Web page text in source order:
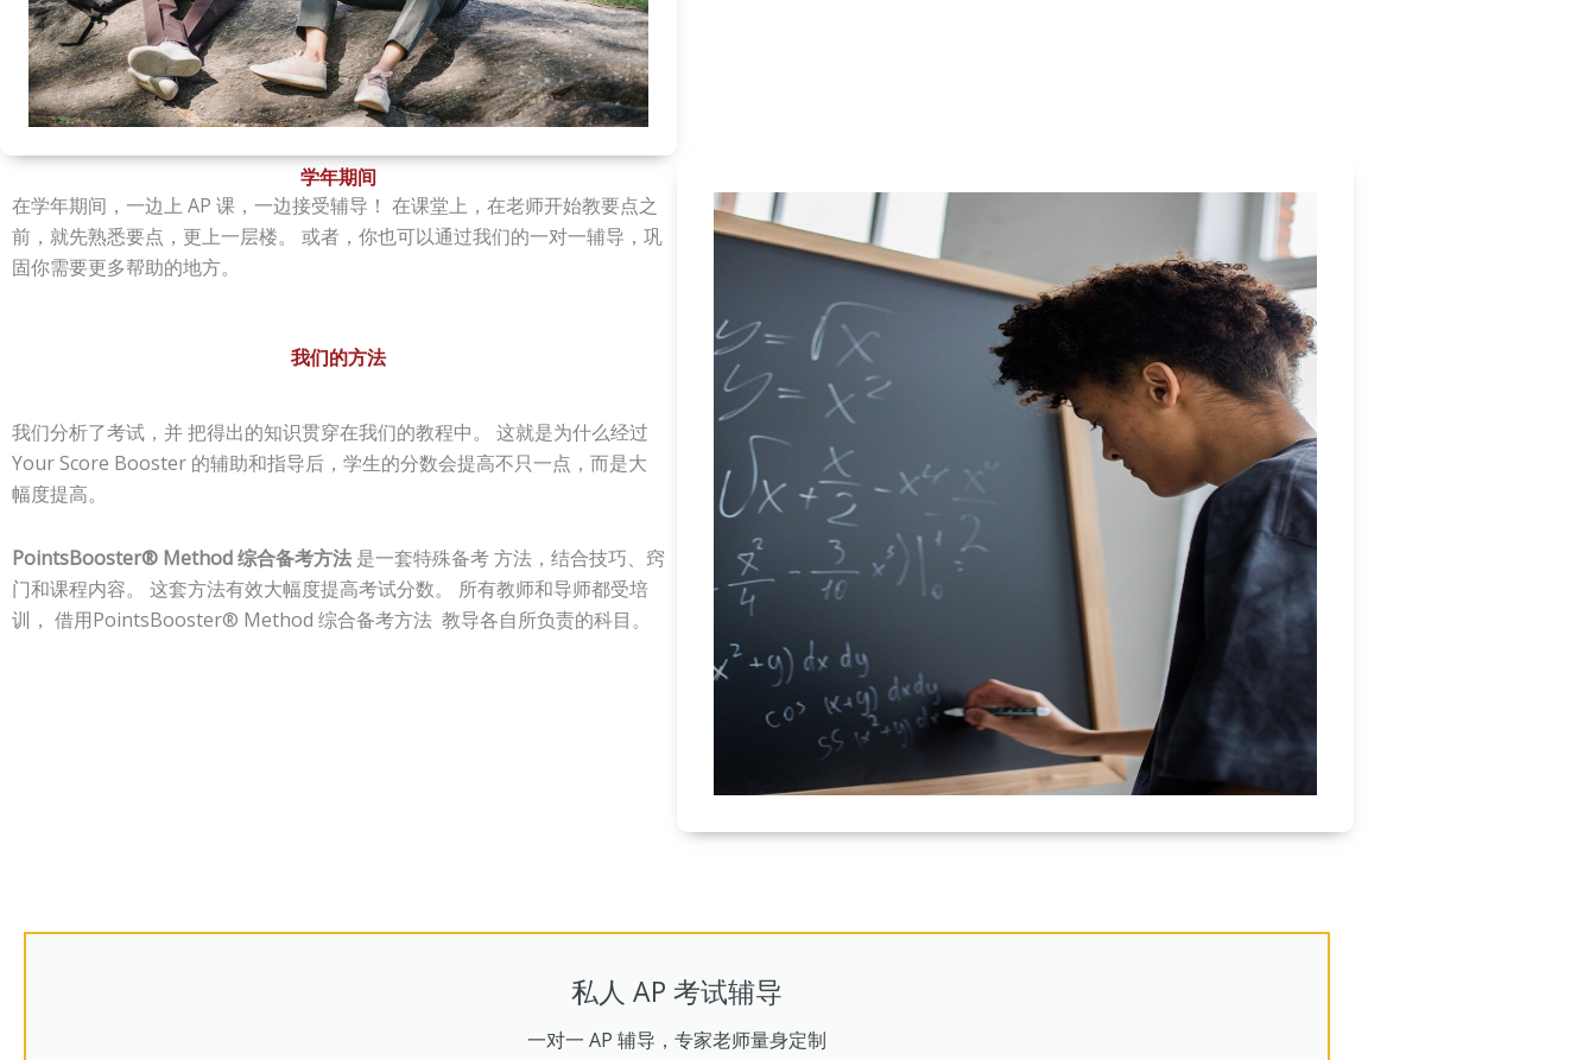
学年期间
在学年期间，一边上 AP 课，一边接受辅导！ 在课堂上，在老师开始教要点之
前，就先熟悉要点，更上一层楼。 或者， 你也可以通过我们的一对一辅导，巩
固你需要更多帮助的地方。
我们的方法
我们分析了考试，并 把得出的知识贯穿在我们的教程中。 这就是为什么经过
Your Score Booster 的辅助和指导后，学生的分数会提高不只一点，而是大
幅度提高。
PointsBooster® Method 综合备考方法 是一套特殊备考 方法，结合技巧、窍
门和课程内容。 这套方法有效大幅度提高考试分数。 所有教师和导师都受培
训， 借用PointsBooster® Method 综合备考方法 教导各自所负责的科目。
私人 AP 考试辅导
一对一 AP 辅导，专家老师量身定制